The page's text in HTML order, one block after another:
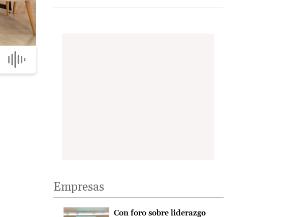
Empresas
Con foro sobre liderazgo